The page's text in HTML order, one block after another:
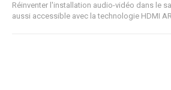
Réinventer l'installation audio-vidéo dans le
aussi accessible avec la technologie HDMI